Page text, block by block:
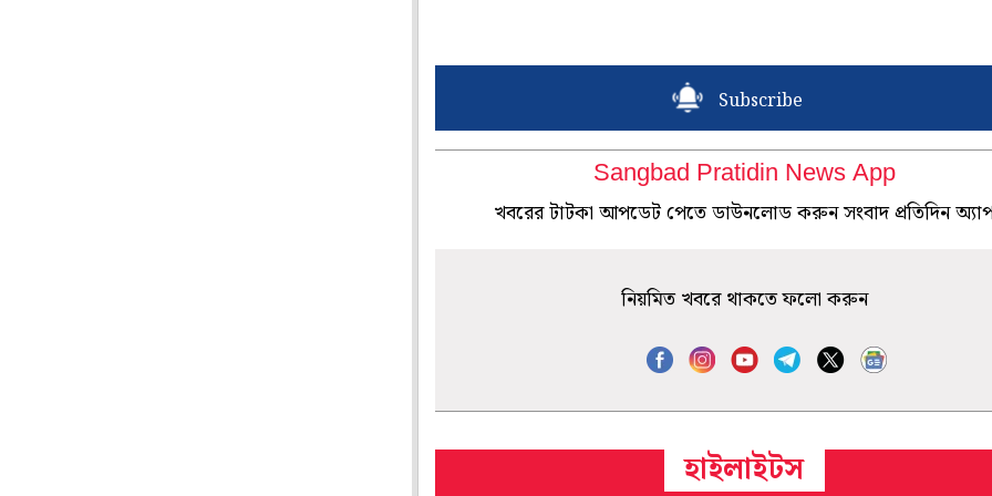
Subscribe
Sangbad Pratidin News App
খবরের টাটকা আপডেট পেতে ডাউনলোড করুন সংবাদ প্রতিদিন
নিয়মিত খবরে থাকতে ফলো করুন
হাইলাইটস